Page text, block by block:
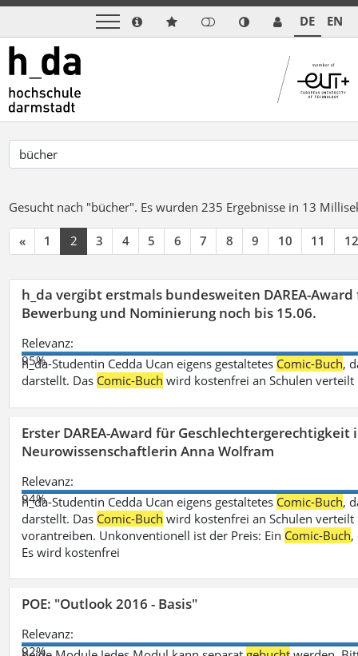
DE EN
Gesucht nach "bücher". Es wurden 235 Ergebnisse in 13
« 1 2 3 4 5 6 7 8 9 10 11 12
h_da vergibt erstmals bundesweiten DAREA-
Bewerbung und Nominierung noch bis 15.06.
Relevanz:
95%
h_da-Studentin Cedda Ucan eigens gestaltetes Comic-Buch,
darstellt. Das Comic-Buch wird kostenfrei an Schulen
Erster DAREA-Award für
Neurowissenschaftlerin Anna Wolfram
Relevanz:
94%
h_da-Studentin Cedda Ucan eigens gestaltetes Comic-Buch,
darstellt. Das Comic-Buch wird kostenfrei an Schulen
vorantreiben. Unkonventionell ist der Preis: Ein Comic-Buch,
Es wird kostenfrei
POE: "Outlook 2016 - Basis"
Relevanz:
92%